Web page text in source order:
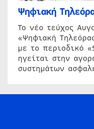
Ψηφιακή
Το νέο τεύχος
«Ψηφιακή
με το περιοδικό
ηγείται στην
συστημάτων